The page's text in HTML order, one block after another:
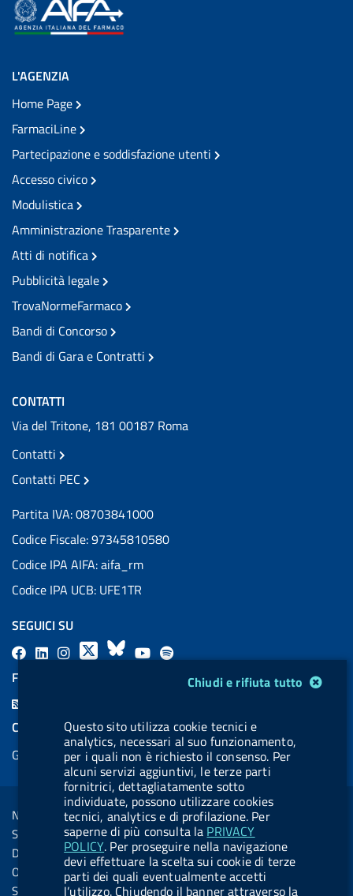
Chiudi e rifiuta tutto
Questo sito utilizza cookie tecnici e
analytics, necessari al suo funzionamento,
per i quali non è richiesto il consenso. Per
alcuni servizi aggiuntivi, le terze parti
fornitrici, dettagliatamente sotto
individuate, possono utilizzare cookies
tecnici, analytics e di profilazione. Per
saperne di più consulta la PRIVACY
POLICY. Per proseguire nella navigazione
devi effettuare la scelta sui cookie di terze
parti dei quali eventualmente accetti
l’utilizzo. Chiudendo il banner attraverso la
L'AGENZIA
Home Page
FarmaciLine
Partecipazione e soddisfazione utenti
Accesso civico
Modulistica
Amministrazione Trasparente
Atti di notifica
Pubblicità legale
TrovaNormeFarmaco
Bandi di Concorso
Bandi di Gara e Contratti
CONTATTI
Via del Tritone, 181 00187 Roma
Contatti
Contatti PEC
Partita IVA: 08703841000
Codice Fiscale: 97345810580
Codice IPA AIFA: aifa_rm
Codice IPA UCB: UFE1TR
SEGUICI SU
F
L
l
.
b
u
t
t
o
n
X
B
s
k
y
Y
u
b
e
l
l
.
b
u
t
t
o
n
FEED RSS
COOKIES
Gestione cookie
Sezione Link Utili
Note legali
Social Media Policy
Dichiarazione di accessibilità
Obiettivi di accessibilità
Statistiche sito